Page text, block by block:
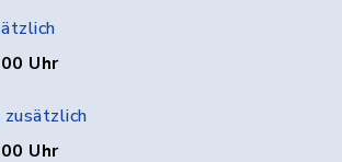
Uhr
Uhr